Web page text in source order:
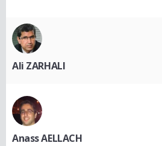
Ali ZARHALI
Anass AELLACH